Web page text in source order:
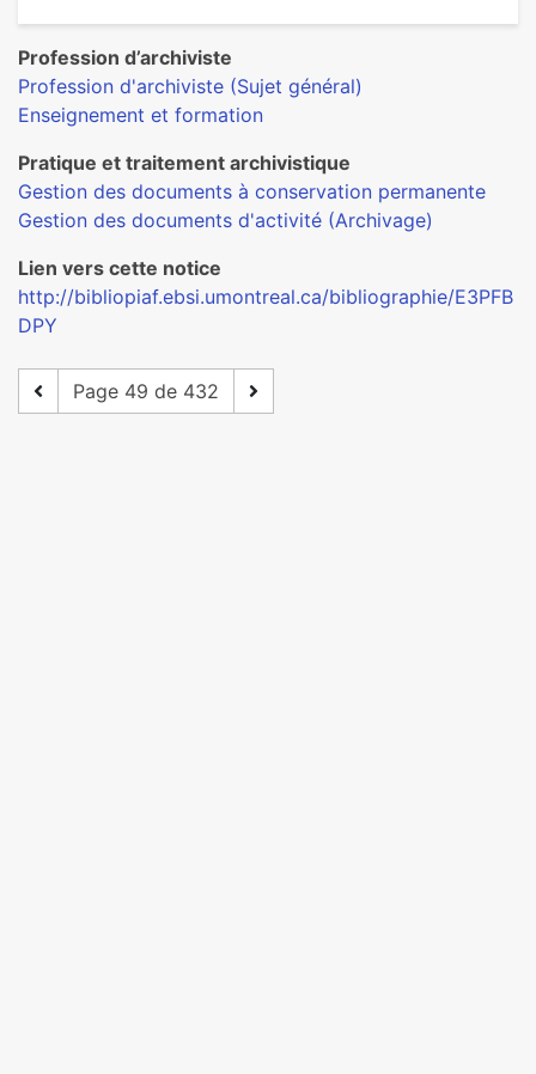
Profession d’archiviste
Profession d'archiviste (Sujet général)
Enseignement et formation
Pratique et traitement archivistique
Gestion des documents à conservation permanente
Gestion des documents d'activité (Archivage)
Lien vers cette notice
http://bibliopiaf.ebsi.umontreal.ca/bibliographie/E3PFB
DPY
Page 49 de 432